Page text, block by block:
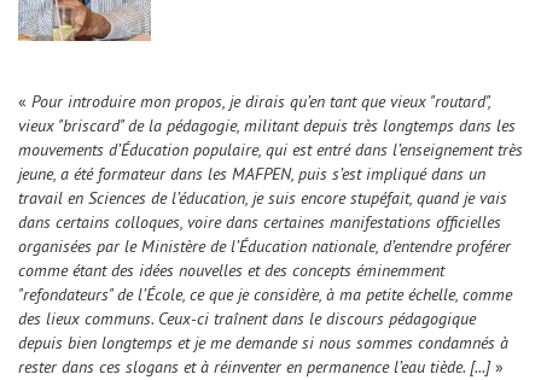
« Pour introduire mon propos, je dirais qu’en tant que vieux "routard",
vieux "briscard" de la pédagogie, militant depuis très longtemps dans les
mouvements d’Éducation populaire, qui est entré dans l’enseignement très
jeune, a été formateur dans les MAFPEN, puis s’est impliqué dans un
travail en Sciences de l’éducation, je suis encore stupéfait, quand je vais
dans certains colloques, voire dans certaines manifestations officielles
organisées par le Ministère de l’Éducation nationale, d’entendre proférer
comme étant des idées nouvelles et des concepts éminemment
"refondateurs" de l’École, ce que je considère, à ma petite échelle, comme
des lieux communs. Ceux-ci traînent dans le discours pédagogique
depuis bien longtemps et je me demande si nous sommes condamnés à
rester dans ces slogans et à réinventer en permanence l’eau tiède. [...]»